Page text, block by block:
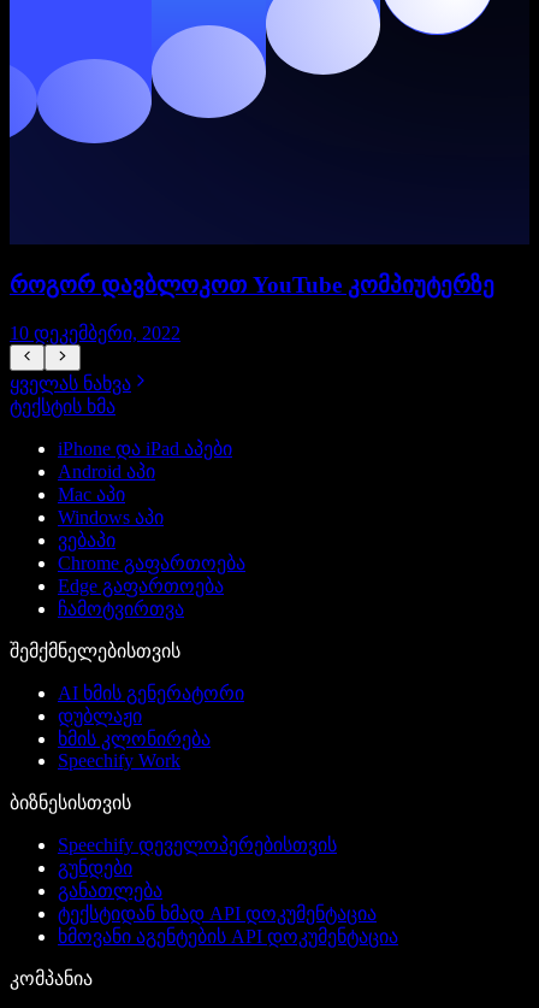
როგორ დავბლოკოთ YouTube კომპიუტერზე
10 დეკემბერი, 2022
ყველას ნახვა
ტექსტის ხმა
iPhone და iPad აპები
Android აპი
Mac აპი
Windows აპი
ვებაპი
Chrome გაფართოება
Edge გაფართოება
ჩამოტვირთვა
შემქმნელებისთვის
AI ხმის გენერატორი
დუბლაჟი
ხმის კლონირება
Speechify Work
ბიზნესისთვის
Speechify დეველოპერებისთვის
გუნდები
განათლება
ტექსტიდან ხმად API დოკუმენტაცია
ხმოვანი აგენტების API დოკუმენტაცია
კომპანია